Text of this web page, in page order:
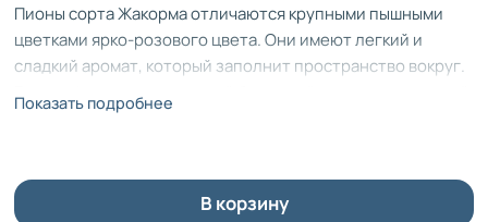
Пионы сорта Жакорма отличаются крупными пышными
цветками ярко-розового цвета. Они имеют легкий и
сладкий аромат, который заполнит пространство вокруг.
Букет оформлен в стильной бумажной вазе, наполненной
водой, что позволяет сохранить свежесть цветов.
обеспечивает его сохранность во время
Показать подробнее
В корзину